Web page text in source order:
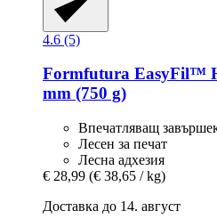
4.6 (5)
Formfutura EasyFil™
mm (750 g)
Впечатляващ
Лесен за печат
Лесна адхезия
€ 28,99 (€ 38,65 / kg)
Доставка до 14. август